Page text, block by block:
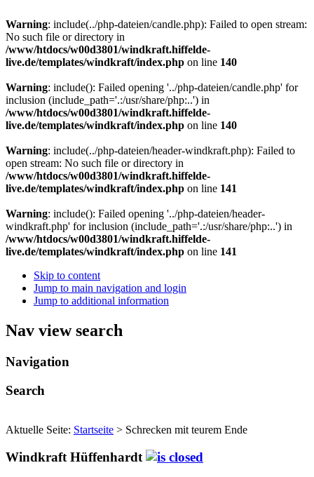
Warning: include(../php-dateien/candle.php): Failed to open stream:
No such file or directory in
/www/htdocs/w00d3801/windkraft.hiffelde-
live.de/templates/windkraft/index.php on line 140
Warning: include(): Failed opening '../php-dateien/candle.php' for
inclusion (include_path='.:/usr/share/php:..') in
/www/htdocs/w00d3801/windkraft.hiffelde-
live.de/templates/windkraft/index.php on line 140
Warning: include(../php-dateien/header-windkraft.php): Failed to
open stream: No such file or directory in
/www/htdocs/w00d3801/windkraft.hiffelde-
live.de/templates/windkraft/index.php on line 141
Warning: include(): Failed opening '../php-dateien/header-
windkraft.php' for inclusion (include_path='.:/usr/share/php:..') in
/www/htdocs/w00d3801/windkraft.hiffelde-
live.de/templates/windkraft/index.php on line 141
Skip to content
Jump to main navigation and login
Jump to additional information
Nav view search
Navigation
Search
Aktuelle Seite: Startseite > Schrecken mit teurem Ende
Windkraft Hüffenhardt